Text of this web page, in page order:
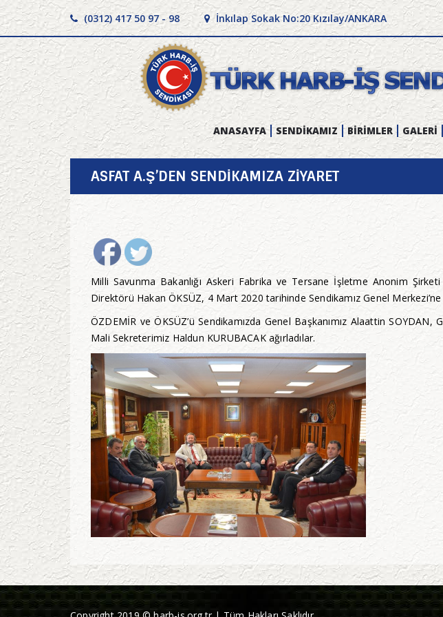
(0312) 417 50 97 - 98 İnkılap Sokak No:20 Kızılay/ANKARA
ANASAYFA SENDİKAMIZ BİRİMLER GALERİ
ASFAT A.Ş’DEN SENDİKAMIZA ZİYARET
Milli Savunma Bakanlığı Askeri Fabrika ve Tersane İşletme Anonim
Direktörü Hakan ÖKSÜZ, 4 Mart 2020 tarihinde Sendikamız Genel
ÖZDEMİR ve ÖKSÜZ’ü Sendikamızda Genel Başkanımız Alaattin
Mali Sekreterimiz Haldun KURUBACAK ağırladılar.